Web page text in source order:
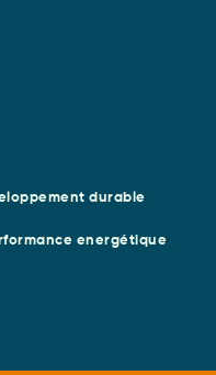
durable
energétique